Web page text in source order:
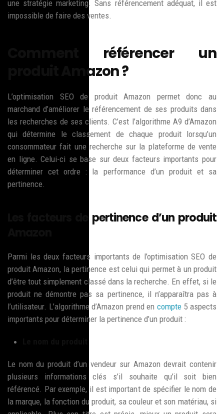
une stratégie marketing. Sans référencement adéquat, il est
impossible de faire des ventes.
Comment référencer un
produit Amazon ?
L’optimisation SEO de produit Amazon permet donc au
marchand d’améliorer le référencement de ses produits dans
les recherches de ses clients. C’est l’algorithme A9 d’Amazon
qui détermine le classement de chaque produit lorsqu’un
consommateur fait une recherche sur la plateforme de vente
en ligne. Celui-ci se base sur deux facteurs importants pour
déterminer cet ordre : la performance d’un produit et sa
pertinence.
Les facteurs de pertinence d’un produit
Parmi les deux facteurs importants de l’optimisation SEO de
produit Amazon, la pertinence est celui qui permet à un produit
d’être tout simplement classé dans la recherche. En effet, si le
produit ne démontre pas sa pertinence, il n’apparaîtra pas à
l’utilisateur. L’algorithme d’Amazon prend en compte5 aspects
importants pour déterminer la pertinence d’un produit :
Le nom du produit d’un vendeur sur Amazon devrait contenir
plusieurs informations clés s’il souhaite qu’il soit bien
référencé. Par exemple, il est important de spécifier le nom de
la marque, la fonction du produit, sa couleur et son matériau, si